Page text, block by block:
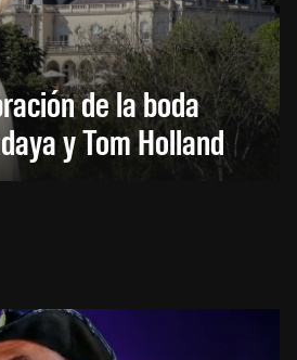
de la boda
y Tom Holland